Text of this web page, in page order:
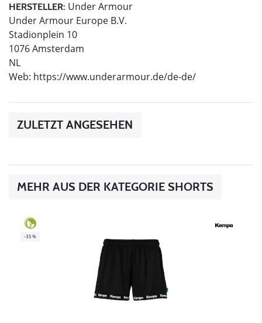
HERSTELLER: Under Armour
Under Armour Europe B.V.
Stadionplein 10
1076 Amsterdam
NL
Web: https://www.underarmour.de/de-de/
ZULETZT ANGESEHEN
MEHR AUS DER KATEGORIE SHORTS
-35%